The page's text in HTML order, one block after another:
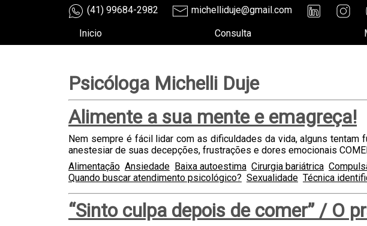
(41) 99684-2982 michelliduje@gmail.com
Inicio Consulta
Psicóloga Michelli Duje
Alimente a sua mente e emagreça!
Nem sempre é fácil lidar com as dificuldades da vida, alguns
anestesiar de suas decepções, frustrações e dores emocionais
Alimentação Ansiedade Baixa autoestima Cirurgia bariátrica
Quando buscar atendimento psicológico? Sexualidade Técnica
“Sinto culpa depois de comer” / O